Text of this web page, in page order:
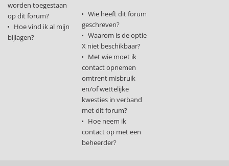
worden toegestaan
op dit forum?
Hoe vind ik al mijn
bijlagen?
Wie heeft dit forum
geschreven?
Waarom is de optie
X niet beschikbaar?
Met wie moet ik
contact opnemen
omtrent misbruik
en/of wettelijke
kwesties in verband
met dit forum?
Hoe neem ik
contact op met een
beheerder?